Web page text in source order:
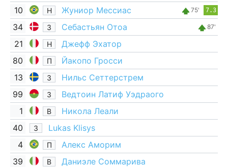
10 Н Жуниор Мессиас 75' 7.3
34 З Себастьян Отоа 87'
21 Н
Джефф Эхатор
80
П
Йакопо Гросси
13
З
Нильс Сеттерстрем
99
З
Ведтоин Латиф Уэдраого
1
В
Никола Леали
40
З
Lukas Klisys
4
П
Алекс Аморим
39
В Даниэле Соммарива